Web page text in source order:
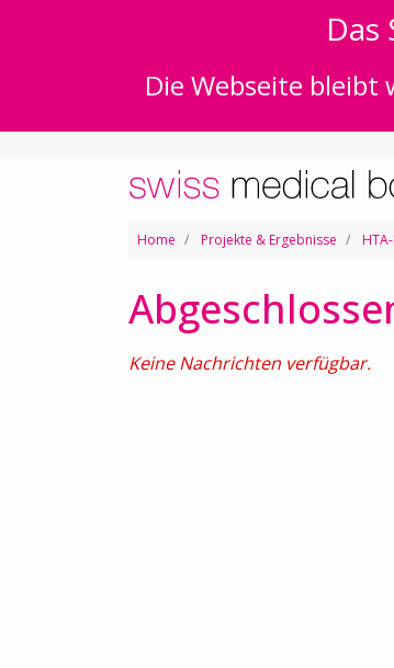
Die Webseite
Home Projekte & Ergebnisse
Keine Nachrichten verfügbar.